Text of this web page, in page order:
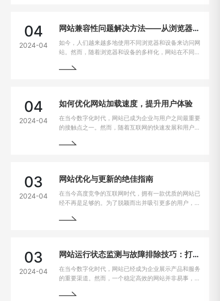
04
2024-04
网站兼容性问题解决方法——从浏览器到设备的完美适配
如今，人们越来越多地使用不同浏览器和设备来访问网
站。然而，随着浏览器和设备的多样化，网站在不同平
在电脑、手机、平板上都能有良好的使用体验，我们需
04
2024-04
如何优化网站加载速度，提升用户体验
在当今数字化时代，网站已成为企业与用户之间最重要
的接触点之一。然而，随着互联网的快速发展和用户需
重要因素。一般来说，如果一个网站的加载速度过慢，
验，成为了每个网站主的重要课题。
03
2024-04
网站优化与更新的绝佳指南
在当今高度竞争的互联网时代，拥有一款优质的网站已
经不再是足够的。为了脱颖而出并吸引更多的用户，持
如何进行网站的持续优化与更新，以帮助您实现网站的
03
2024-04
网站运行状态监测与故障排除技巧：打造稳定高效的在线平台
在当今数字化时代，网站已经成为企业展示产品和服务
的重要渠道。然而，一个稳定高效的网站并非易事，因
绍一些运行状态监测与故障排除的技巧，帮助网站管理